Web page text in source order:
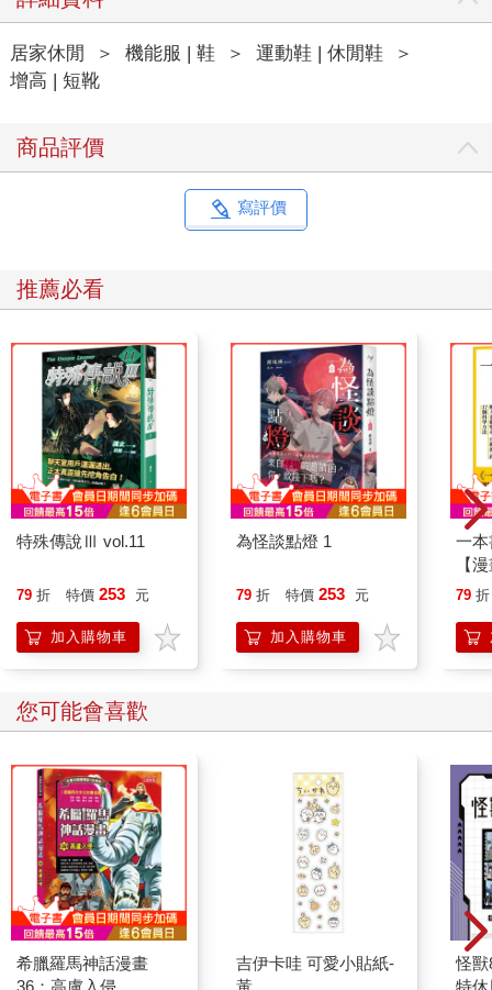
居家休閒 ＞ 機能服 | 鞋 ＞ 運動鞋 | 休閒鞋
＞
增高 | 短靴
商品評價
寫評價
推薦必看
特殊傳說Ⅲ vol.11
79 折 特價 253 元
加入購物車
為怪談點燈 1
79 折 特價 253 元
加入購物車
一
【
行
「
學方
79 折
您可能會喜歡
希臘羅馬神話漫畫
36：高盧入侵
吉伊卡哇 可愛小貼紙-
黃
怪獸
特